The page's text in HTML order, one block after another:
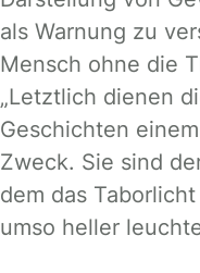
als Warnung zu
Mensch ohne die
„Letztlich dienen
Geschichten
Zweck. Sie sind
dem das
umso heller